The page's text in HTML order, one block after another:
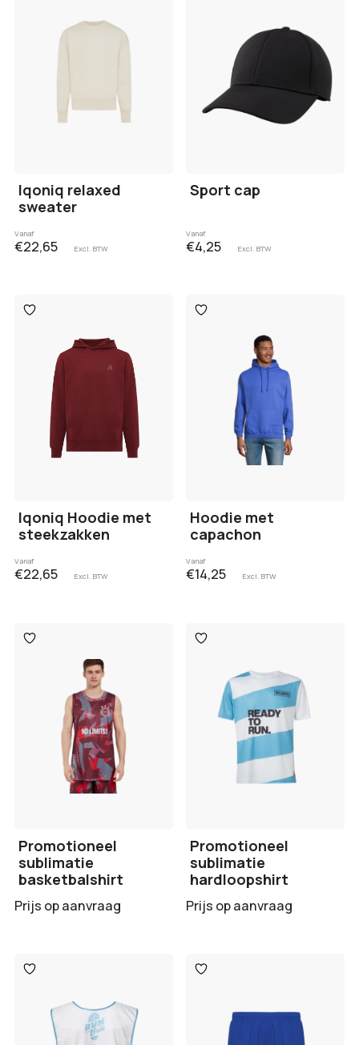
Iqoniq relaxed
sweater
Vanaf
€22,65 Excl. BTW
Sport cap
Vanaf
€4,25 Excl. BTW
Toevoegen
aan
Iqoniq Hoodie met
steekzakken
Vanaf
€22,65 Excl. BTW
Toevoegen
aan
Hoodie met
capachon
Vanaf
€14,25 Excl. BTW
Toevoegen
aan
Promotioneel
sublimatie
basketbalshirt
Prijs op aanvraag
Toevoegen
aan
Promotioneel
sublimatie
hardloopshirt
Prijs op aanvraag
Toevoegen
aan
Toevoegen
aan